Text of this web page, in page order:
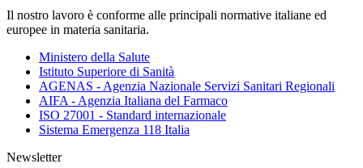
Il nostro lavoro è conforme alle principali normative italiane ed
europee in materia sanitaria.
Ministero della Salute
Istituto Superiore di Sanità
AGENAS - Agenzia Nazionale Servizi Sanitari Regionali
AIFA - Agenzia Italiana del Farmaco
ISO 27001 - Standard internazionale
Sistema Emergenza 118 Italia
Newsletter